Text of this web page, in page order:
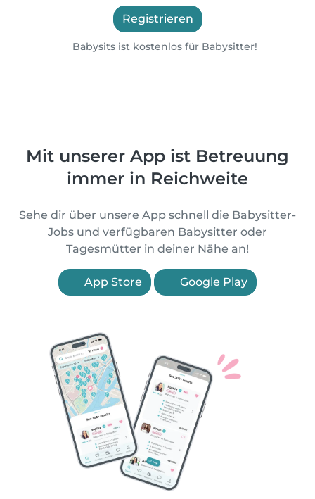
Registrieren
Babysits ist kostenlos für Babysitter!
Mit unserer App ist Betreuung
immer in Reichweite
Sehe dir über unsere App schnell die Babysitter-
Jobs und verfügbaren Babysitter oder
Tagesmütter in deiner Nähe an!
App Store Google Play